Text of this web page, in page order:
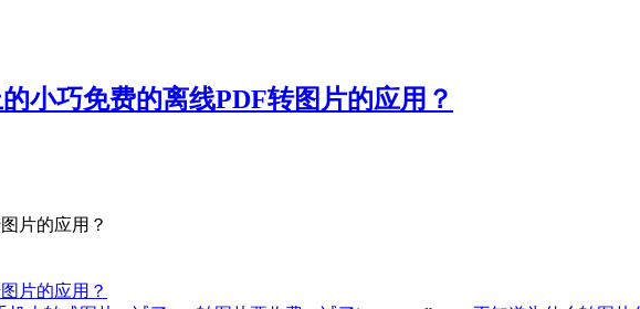
小巧免费的离线PDF转图片的应用？
片的应用？
片的应用？